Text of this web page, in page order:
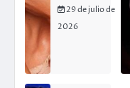
29 de julio de
2026